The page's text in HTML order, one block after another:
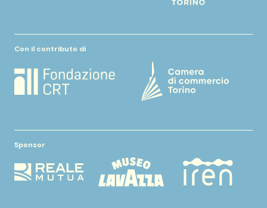
Con il contributo di
Sponsor